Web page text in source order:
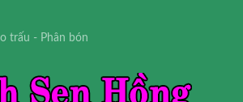
trấu - Phân bón